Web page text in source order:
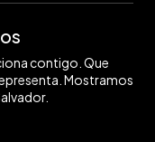
contigo. Que
Mostramos